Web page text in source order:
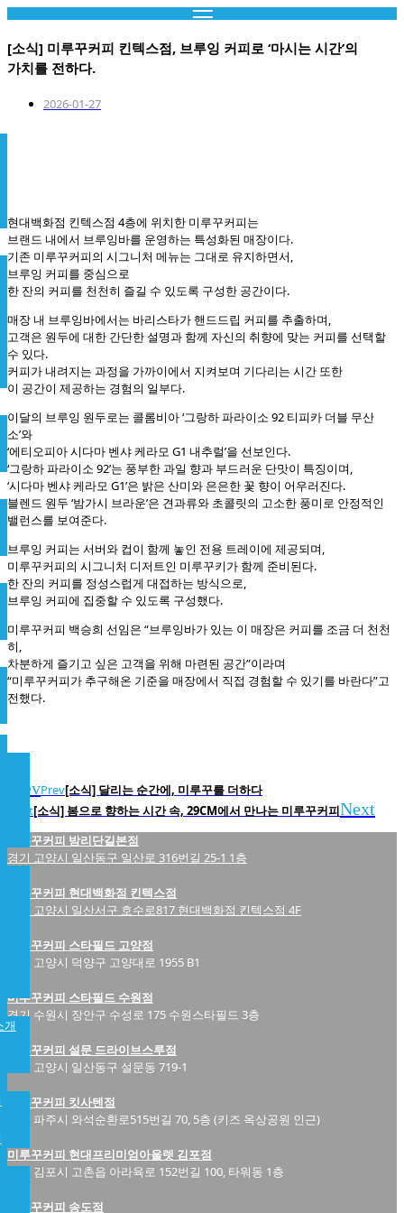
츠
로
개
[소식] 미루꾸커피 킨텍스점, 브루잉 커피로 ‘마시는 시간’의
가치를 전하다.
2026-01-27
현대백화점 킨텍스점 4층에 위치한 미루꾸커피는
브랜드 내에서 브루잉바를 운영하는 특성화된 매장이다.
기존 미루꾸커피의 시그니처 메뉴는 그대로 유지하면서,
브루잉 커피를 중심으로
한 잔의 커피를 천천히 즐길 수 있도록 구성한 공간이다.
매장 내 브루잉바에서는 바리스타가 핸드드립 커피를 추출하며,
고객은 원두에 대한 간단한 설명과 함께 자신의 취향에 맞는 커피를 선택할
수 있다.
커피가 내려지는 과정을 가까이에서 지켜보며 기다리는 시간 또한
이 공간이 제공하는 경험의 일부다.
이달의 브루잉 원두로는 콜롬비아 ‘그랑하 파라이소 92 티피카 더블 무산
소’와
‘에티오피아 시다마 벤샤 케라모 G1 내추럴’을 선보인다.
‘그랑하 파라이소 92’는 풍부한 과일 향과 부드러운 단맛이 특징이며,
‘시다마 벤샤 케라모 G1’은 밝은 산미와 은은한 꽃 향이 어우러진다.
블렌드 원두 ‘밤가시 브라운’은 견과류와 초콜릿의 고소한 풍미로 안정적인
밸런스를 보여준다.
브루잉 커피는 서버와 컵이 함께 놓인 전용 트레이에 제공되며,
미루꾸커피의 시그니처 디저트인 미루꾸키가 함께 준비된다.
한 잔의 커피를 정성스럽게 대접하는 방식으로,
브루잉 커피에 집중할 수 있도록 구성했다.
미루꾸커피 백승희 선임은 “브루잉바가 있는 이 매장은 커피를 조금 더 천천
히,
차분하게 즐기고 싶은 고객을 위해 마련된 공간”이라며
“미루꾸커피가 추구해온 기준을 매장에서 직접 경험할 수 있기를 바란다”고
전했다.
PrevPrev[소식] 달리는 순간에, 미루꾸를 더하다
Next[소식] 봄으로 향하는 시간 속, 29CM에서 만나는 미루꾸커피Next
미루꾸커피 밤리단길본점
경기 고양시 일산동구 일산로 316번길 25-1 1층
미루꾸커피 현대백화점 킨텍스점
경기 고양시 일산서구 호수로817 현대백화점 킨텍스점 4F
미루꾸커피 스타필드 고양점
경기 고양시 덕양구 고양대로 1955 B1
미루꾸커피 스타필드 수원점
경기 수원시 장안구 수성로 175 수원스타필드 3층
미루꾸커피 설문 드라이브스루점
경기 고양시 일산동구 설문동 719-1
미루꾸커피 킷사텐점
경기 파주시 와석순환로515번길 70, 5층 (키즈 옥상공원 인근)
미루꾸커피 현대프리미엄아울렛 김포점
경기 김포시 고촌읍 아라육로 152번길 100, 타워동 1층
미루꾸커피 송도점